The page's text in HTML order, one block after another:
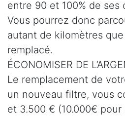
entre 90 et 100% de ses
Vous pourrez donc
autant de kilomètres que
remplacé.
ÉCONOMISER DE
Le remplacement de
un nouveau filtre, vous
et 3.500 € (10.000€